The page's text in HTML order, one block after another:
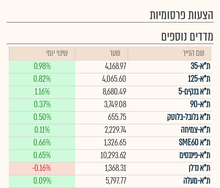
הצעות פרסומיות
מדדים נוספים
שם הנייר שער
שינוי יומי
ת"א-35
4,168.97
0.98%
ת"א-125
4,065.60
0.82%
ת"א בנקים-5
8,680.49
1.16%
ת"א-90
3,749.08
0.37%
ת"א גלובל-בלוטק
655.75
0.50%
ת"א-צמיחה
2,229.74
0.11%
ת"א SME60
1,326.65
0.66%
ת"א-פיננסים
10,293.62
0.65%
ת"א נדלן
1,368.31
-0.16%
ת"א-מעלה
5,797.77
0.09%